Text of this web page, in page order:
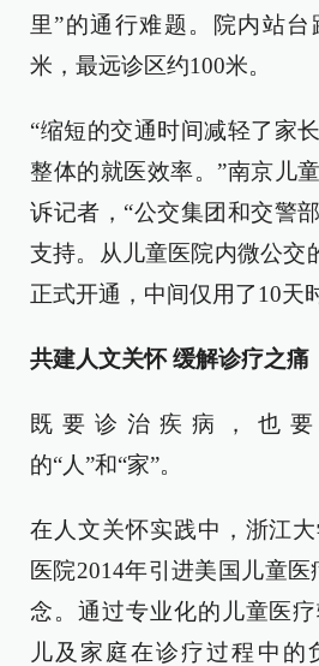
里”的通行难题。院内站
米，最远诊区约100米。
“缩短的交通时间减轻了家
整体的就医效率。”南京儿
诉记者，“公交集团和交警
支持。从儿童医院内微公交
正式开通，中间仅用了10天
共建人文关怀 缓解诊疗之痛
既要诊治疾病，也
的“人”和“家”。
在人文关怀实践中，浙江
医院2014年引进美国儿童
念。通过专业化的儿童医
儿及家庭在诊疗过程中的